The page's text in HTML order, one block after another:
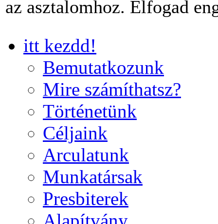
az asztalomhoz. Elfogad
itt kezdd!
Bemutatkozunk
Mire számíthatsz?
Történetünk
Céljaink
Arculatunk
Munkatársak
Presbiterek